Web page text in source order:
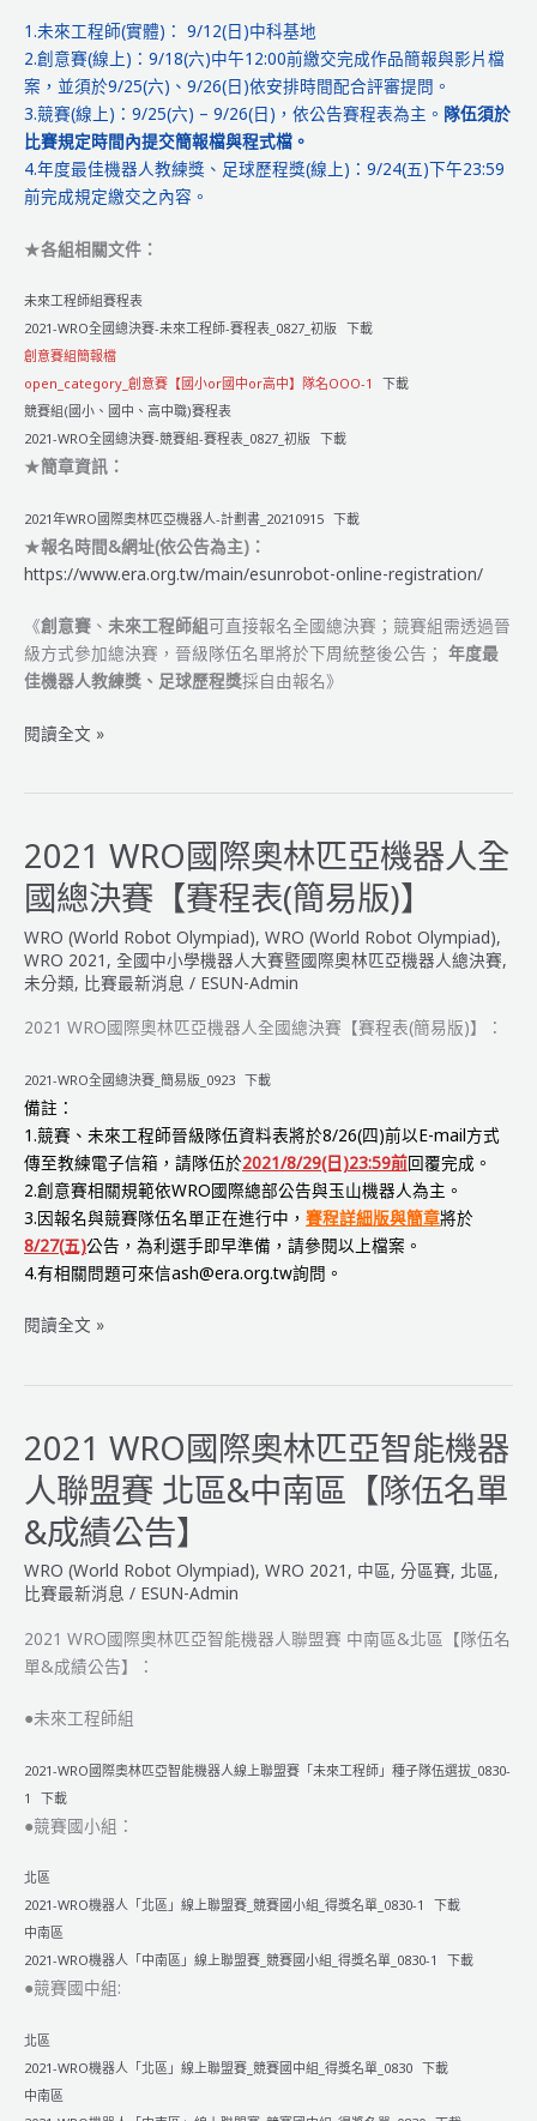
賽
_
競
賽
&
未
來
程
師
伍
單】
1.未來工程師(實體)： 9/12(日)中科基地
2.創意賽(線上)：9/18(六)中午12:00前繳交完成作品簡報與影片檔
案，並須於9/25(六)、9/26(日)依安排時間配合評審提問。
3.競賽(線上)：9/25(六) – 9/26(日)，依公告賽程表為主。 隊伍須於
比賽規定時間內提交簡報檔與程式檔。
4.年度最佳機器人教練獎、足球歷程獎(線上)：9/24(五)下午23:59
前完成規定繳交之內容。
★各組相關文件：
未來工程師組賽程表
2021-WRO全國總決賽-未來工程師-賽程表_0827_初版
下載
創意賽組簡報檔
open_category_創意賽【國小or國中or高中】隊名OOO-1
下載
競賽組(國小、國中、高中職)賽程表
2021-WRO全國總決賽-競賽組-賽程表_0827_初版
下載
★簡章資訊：
2021年WRO國際奧林匹亞機器人-計劃書_20210915 下載
★報名時間&網址(依公告為主)：
https://www.era.org.tw/main/esunrobot-online-registration/
《創意賽 、 未來工程師組可直接報名全國總決賽；競賽組需透過晉
級方式參加總決賽，晉級隊伍名單將於下周統整後公告； 年度最
佳機器人教練獎、足球歷程獎採自由報名》
2021
WRO
際
奧
林
亞
機
人
國
總
決
賽
【簡
章
&
賽
表】
閱讀全文 »
2021 WRO國際奧林匹亞機器人全
國總決賽【賽程表(簡易版)】
WRO (World Robot Olympiad), WRO (World Robot Olympiad),
WRO 2021 , 全國中小學機器人大賽暨國際奧林匹亞機器人總決賽,
未分類, 比賽最新消息 / ESUN-Admin
2021 WRO國際奧林匹亞機器人全國總決賽【賽程表(簡易版)】：
2021-WRO全國總決賽_簡易版_0923 下載
備註：
1.競賽、未來工程師晉級隊伍資料表將於8/26(四)前以E-mail方式
傳至教練電子信箱，請隊伍於2021/8/29(日)23:59前回覆完成。
2.創意賽相關規範依WRO國際總部公告與玉山機器人為主。
3.因報名與競賽隊伍名單正在進行中， 賽程詳細版與簡章將於
8/27(五)公告，為利選手即早準備，請參閱以上檔案。
4.有相關問題可來信ash@era.org.tw詢問。
2021
奧
林
匹
亞
機
器
人
國
總
決
【賽
程
表
易
版)】
閱讀全文 »
2021 WRO國際奧林匹亞智能機器
人聯盟賽 北區&中南區【隊伍名單
&成績公告】
WRO (World Robot Olympiad), WRO 2021 , 中區, 分區賽, 北區,
比賽最新消息 / ESUN-Admin
2021 WRO國際奧林匹亞智能機器人聯盟賽 中南區&北區【隊伍名
單&成績公告】：
●未來工程師組
2021-WRO國際奧林匹亞智能機器人線上聯盟賽「未來工程師」種子隊伍選拔_0830-
1
下載
●競賽國小組：
北區
2021-WRO機器人「北區」線上聯盟賽_競賽國小組_得獎名單_0830-1
下載
中南區
2021-WRO機器人「中南區」線上聯盟賽_競賽國小組_得獎名單_0830-1
下載
●競賽國中組:
北區
2021-WRO機器人「北區」線上聯盟賽_競賽國中組_得獎名單_0830 下載
中南區